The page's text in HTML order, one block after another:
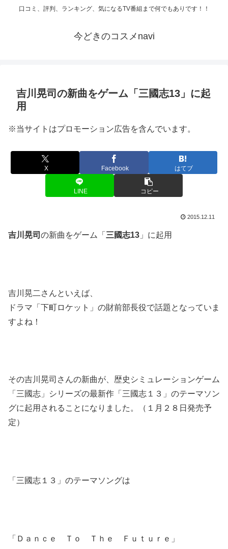
口コミ、評判、ランキング、気になるTV番組まで何でもありです！！
今どきのコスメnavi
吉川晃司の新曲をゲーム「三國志13」に起
用
※当サイトはプロモーション広告を含んでいます。
X Facebook はてブ
LINE コピー
2015.12.11
吉川晃司 の新曲をゲーム「 三國志13 」に起用
吉川晃二さんといえば、
ドラマ「下町ロケット」の財前部長役で話題となっていま
すよね！
その吉川晃司さんの新曲が、歴史シミュレーションゲーム
「三國志」シリーズの最新作「三國志１３」のテーマソン
グに起用されることになりました。（１月２８日発売予
定）
「三國志１３」のテーマソングは
「Ｄａｎｃｅ Ｔｏ Ｔｈｅ Ｆｕｔｕｒｅ」